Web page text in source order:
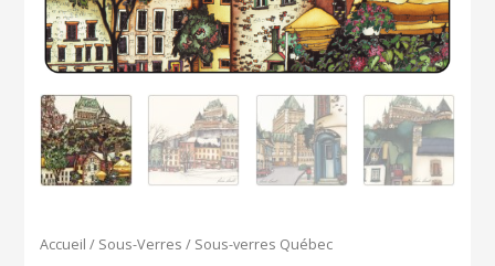
Accueil / Sous-Verres / Sous-verres Québec